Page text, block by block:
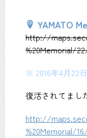
YAMATO
http://
%20Memorial/
※ 2016年4月22
復活されてま
http://
%20Memorial/